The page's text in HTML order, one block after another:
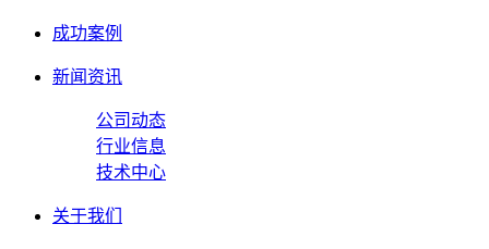
成功案例
新闻资讯
公司动态
行业信息
技术中心
关于我们